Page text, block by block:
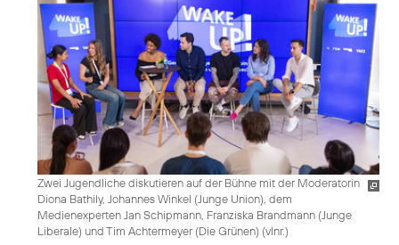
Zwei Jugendliche diskutieren auf der Bühne mit der Moderatorin
Diona Bathily, Johannes Winkel (Junge Union), dem
Medienexperten Jan Schipmann, Franziska Brandmann (Junge
Liberale) und Tim Achtermeyer (Die Grünen) (vlnr.)